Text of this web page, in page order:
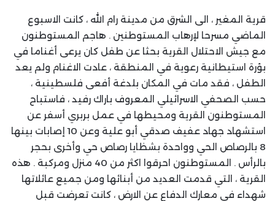
قرية المغير ، الى الشرق من مدينة رام الله ، كانت الاسبوع
الماضي مسرحا لإرهاب المستوطنين . هاجم المستوطنون
مع جيش الاحتلال القرية بحثا عن طفل كان يرعى أغناما في
بؤرة استيطانية رعوية في المنطقة ، عادت الاغنام ولم يعد
الطفل ، فقد مات في المكان بلدغة أفعى فلسطينية ،
حسب الصحفي الاسرائيلي المعروف باراك رفيد ، فاستباح
المستوطنون القرية ومحيطها في عمل بربري أسفر عن
استشهاد جهاد عفيف صدقي أبو علية وعن 10 إصابات بينها
8 بالرصاص الحي وواحدة بشظايا رصاص حي وأخرى بحجر
بالرأس . المستوطنون احرقوا اكثر من 40 منزل ومركبة . هذه
القرية ، التي قدمت العديد من أبنائها ومن جميع عائلاتها
شهداء في معارك الدفاع عن الارض ، كانت تعرضت قبل